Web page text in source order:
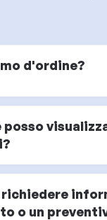
d'ordine?
posso
richiedere
o un